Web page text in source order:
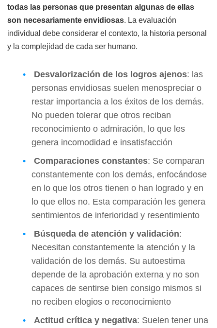
todas las personas que presentan algunas de ellas
son necesariamente envidiosas. La evaluación
individual debe considerar el contexto, la historia personal
y la complejidad de cada ser humano.
Desvalorización de los logros ajenos: las
personas envidiosas suelen menospreciar o
restar importancia a los éxitos de los demás.
No pueden tolerar que otros reciban
reconocimiento o admiración, lo que les
genera incomodidad e insatisfacción
Comparaciones constantes: Se comparan
constantemente con los demás, enfocándose
en lo que los otros tienen o han logrado y en
lo que ellos no. Esta comparación les genera
sentimientos de inferioridad y resentimiento
Búsqueda de atención y validación:
Necesitan constantemente la atención y la
validación de los demás. Su autoestima
depende de la aprobación externa y no son
capaces de sentirse bien consigo mismos si
no reciben elogios o reconocimiento
Actitud crítica y negativa: Suelen tener una